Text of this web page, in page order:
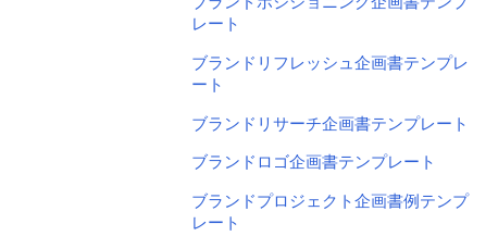
レート
ブランドリフレッシュ企画書テンプレ
ート
ブランドリサーチ企画書テンプレート
ブランドロゴ企画書テンプレート
ブランドプロジェクト企画書例テンプ
レート